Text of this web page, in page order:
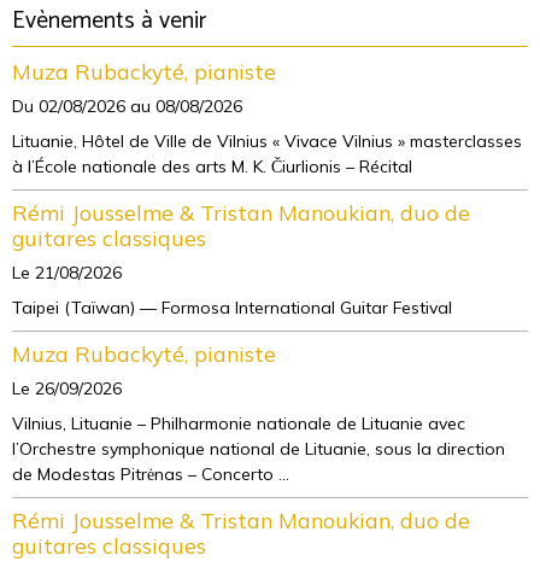
Evènements à venir
Muza Rubackyté, pianiste
Du 02/08/2026 au 08/08/2026
Lituanie, Hôtel de Ville de Vilnius « Vivace Vilnius » masterclasses
à l’École nationale des arts M. K. Čiurlionis – Récital
Rémi Jousselme & Tristan Manoukian, duo de
guitares classiques
Le 21/08/2026
Taipei (Taïwan) — Formosa International Guitar Festival
Muza Rubackyté, pianiste
Le 26/09/2026
Vilnius, Lituanie – Philharmonie nationale de Lituanie avec
l’Orchestre symphonique national de Lituanie, sous la direction
de Modestas Pitrėnas – Concerto ...
Rémi Jousselme & Tristan Manoukian, duo de
guitares classiques